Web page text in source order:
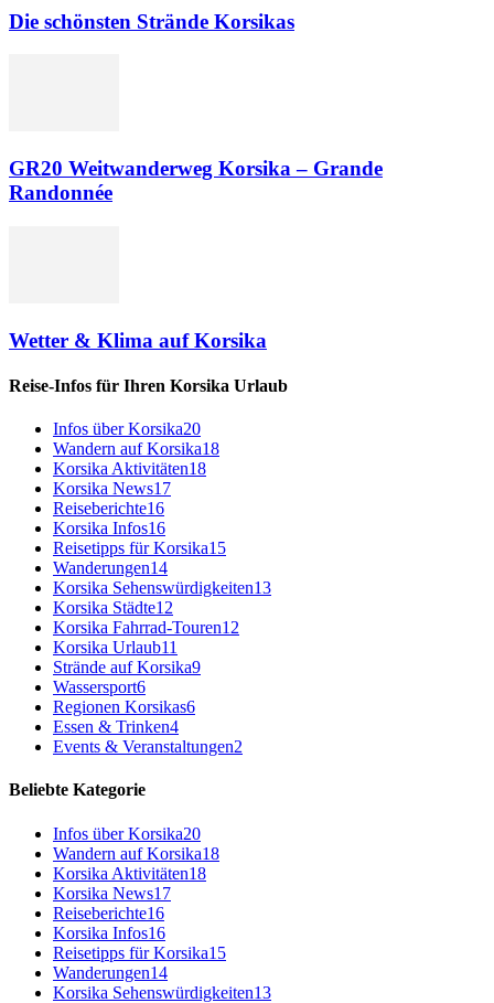
Die schönsten Strände Korsikas
GR20 Weitwanderweg Korsika – Grande
Randonnée
Wetter & Klima auf Korsika
Reise-Infos für Ihren Korsika Urlaub
Infos über Korsika20
Wandern auf Korsika18
Korsika Aktivitäten18
Korsika News17
Reiseberichte16
Korsika Infos16
Reisetipps für Korsika15
Wanderungen14
Korsika Sehenswürdigkeiten13
Korsika Städte12
Korsika Fahrrad-Touren12
Korsika Urlaub11
Strände auf Korsika9
Wassersport6
Regionen Korsikas6
Essen & Trinken4
Events & Veranstaltungen2
Beliebte Kategorie
Infos über Korsika20
Wandern auf Korsika18
Korsika Aktivitäten18
Korsika News17
Reiseberichte16
Korsika Infos16
Reisetipps für Korsika15
Wanderungen14
Korsika Sehenswürdigkeiten13